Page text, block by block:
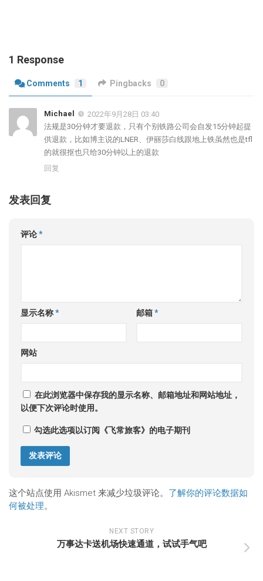
1 Response
Comments 1 Pingbacks 0
Michael
2022年9月28日 03:40
法规是30分钟才要退款，只有个别铁路公司会自发15分钟起提
供退款，比如博主说的LNER、伊丽莎白线跟地上铁虽然也是tfl
的就很抠也只给30分钟以上的退款
回复
发表回复
评论*
显示名称* 邮箱*
网站
在此浏览器中保存我的显示名称、邮箱地址和网站地址，
以便下次评论时使用。
勾选此选项以订阅《飞常旅客》的电子期刊
这个站点使用 Akismet 来减少垃圾评论。 了解你的评论数据如
何被处理。
NEXT STORY
万事达卡送机场快速通道，试试手气吧